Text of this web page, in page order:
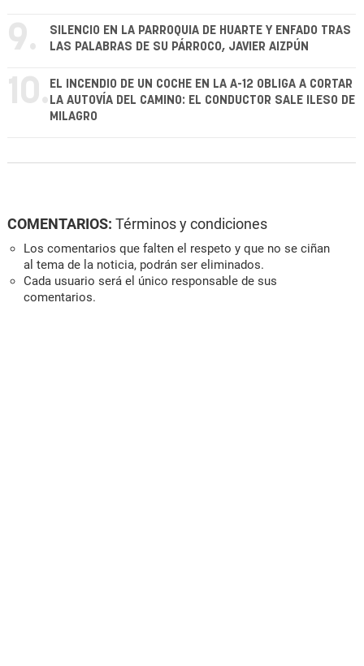
9.
SILENCIO EN LA PARROQUIA DE HUARTE Y ENFADO TRAS
LAS PALABRAS DE SU PÁRROCO, JAVIER AIZPÚN
10. EL INCENDIO DE UN COCHE EN LA A-12 OBLIGA A CORTAR
LA AUTOVÍA DEL CAMINO: EL CONDUCTOR SALE ILESO DE
MILAGRO
COMENTARIOS: Términos y condiciones
Los comentarios que falten el respeto y que no se ciñan
al tema de la noticia, podrán ser eliminados.
Cada usuario será el único responsable de sus
comentarios.